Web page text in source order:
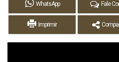
WhatsApp Fale
Imprimir